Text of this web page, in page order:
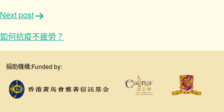
覽
Next post
如何抗疫不疲勞？
捐助機構:Funded by: